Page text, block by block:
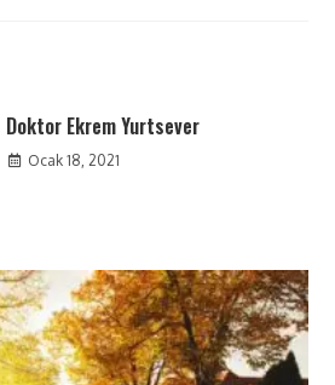
Doktor Ekrem Yurtsever
Ocak 18, 2021